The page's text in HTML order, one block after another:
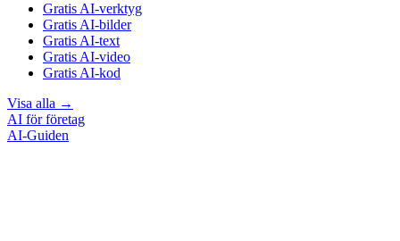
Gratis AI-verktyg
Gratis AI-bilder
Gratis AI-text
Gratis AI-video
Gratis AI-kod
Visa alla →
AI för företag
AI-Guiden